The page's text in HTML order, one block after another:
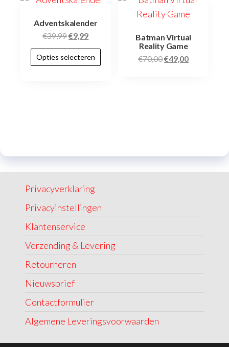
Adventskalender
€39,99€9,99
Opties selecteren
Batman Virtual
Reality Game
€70,00€49,00
Privacyverklaring
Privacyinstellingen
Klantenservice
Verzending & Levering
Retourneren
Nieuwsbrief
Contactformulier
Algemene Leveringsvoorwaarden